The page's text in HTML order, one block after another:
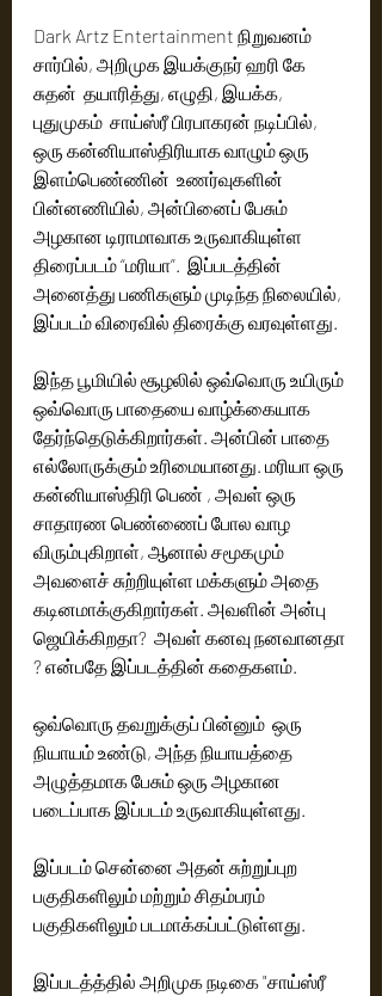
Dark Artz Entertainment நிறுவனம்
சார்பில், அறிமுக இயக்குநர் ஹரி கே
சுதன்  தயாரித்து, எழுதி, இயக்க,
புதுமுகம்  சாய்ஸ்ரீ பிரபாகரன் நடிப்பில்,
ஒரு கன்னியாஸ்திரியாக வாழும் ஒரு
இளம்பெண்ணின்  உணர்வுகளின்
பின்னணியில், அன்பினைப் பேசும்
அழகான டிராமாவாக உருவாகியுள்ள
திரைப்படம் “மரியா”.  இப்படத்தின்
அனைத்து பணிகளும் முடிந்த நிலையில்,
இப்படம் விரைவில் திரைக்கு வரவுள்ளது.
இந்த பூமியில் சூழலில் ஒவ்வொரு உயிரும்
ஒவ்வொரு பாதையை வாழ்க்கையாக
தேர்ந்தெடுக்கிறார்கள். அன்பின் பாதை
எல்லோருக்கும் உரிமையானது. மரியா ஒரு
கன்னியாஸ்திரி பெண் , அவள் ஒரு
சாதாரண பெண்ணைப் போல வாழ
விரும்புகிறாள், ஆனால் சமூகமும்
அவளைச் சுற்றியுள்ள மக்களும் அதை
கடினமாக்குகிறார்கள். அவளின் அன்பு
ஜெயிக்கிறதா?  அவள் கனவு நனவானதா
? என்பதே இப்படத்தின் கதைகளம்.
ஒவ்வொரு தவறுக்குப் பின்னும்  ஒரு
நியாயம் உண்டு, அந்த நியாயத்தை
அழுத்தமாக பேசும் ஒரு அழகான
படைப்பாக இப்படம் உருவாகியுள்ளது.
இப்படம் சென்னை அதன் சுற்றுப்புற
பகுதிகளிலும் மற்றும் சிதம்பரம்
பகுதிகளிலும் படமாக்கப்பட்டுள்ளது.
இப்படத்த்தில் அறிமுக நடிகை "சாய்ஸ்ரீ